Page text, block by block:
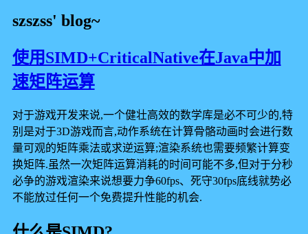
szszss' blog~
使用SIMD+CriticalNative在Java中加
速矩阵运算
对于游戏开发来说,一个健壮高效的数学库是必不可少的,特
别是对于3D游戏而言,动作系统在计算骨骼动画时会进行数
量可观的矩阵乘法或求逆运算;渲染系统也需要频繁计算变
换矩阵.虽然一次矩阵运算消耗的时间可能不多,但对于分秒
必争的游戏渲染来说想要力争60fps、死守30fps底线就势必
不能放过任何一个免费提升性能的机会.